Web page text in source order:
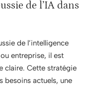
de l’IA dans
de l’intelligence
entreprise, il est
claire. Cette stratégie
besoins actuels, une